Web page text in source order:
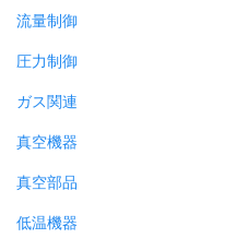
流量制御
圧力制御
ガス関連
真空機器
真空部品
低温機器